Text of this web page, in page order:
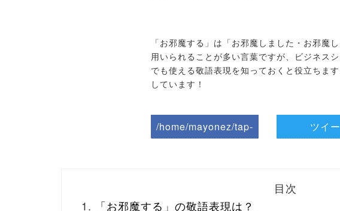
「お邪魔する」は「お邪魔しました・お邪魔
用いられることが多い言葉ですが、ビジネス
でも使える敬語表現を知っておくと役立ちま
しています！
/home/mayonez/tap-
_theme/parts/sns-
ツイ
目次
「お邪魔する」の敬語表現は？